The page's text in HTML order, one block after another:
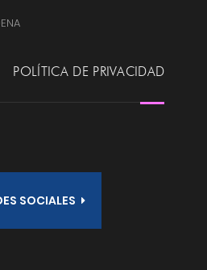
POLÍTICA DE PRIVACIDAD
SOCIALES